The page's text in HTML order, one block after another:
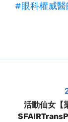
#眼科權威醫
活動仙女【